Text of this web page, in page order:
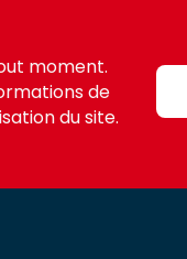
moment.
de
du site.